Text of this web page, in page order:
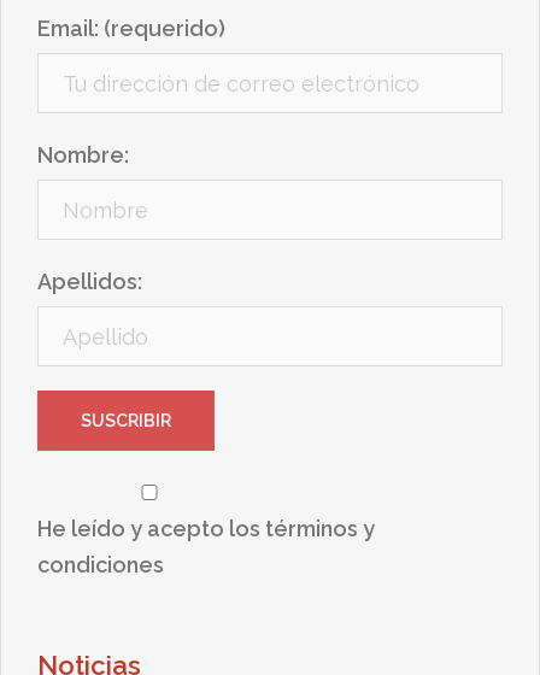
Email: (requerido)
Nombre:
Apellidos:
He leído y acepto los términos y
condiciones
Noticias